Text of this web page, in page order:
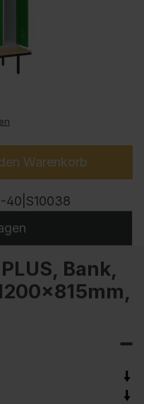
Warenkorb
40|S10038
Bank,